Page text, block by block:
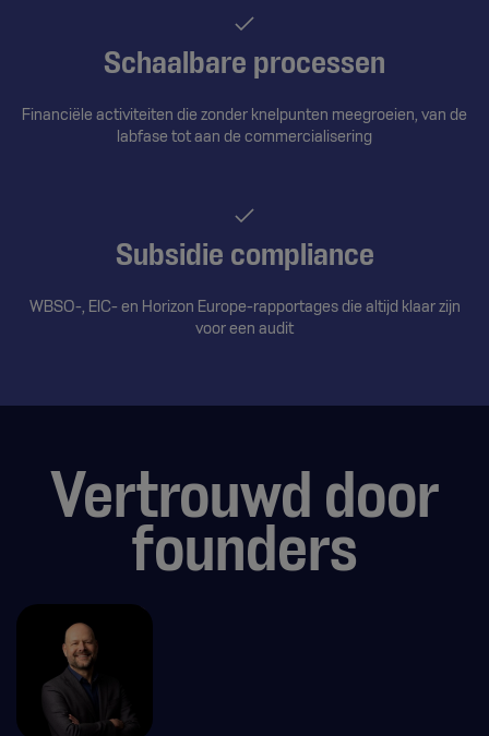
Schaalbare processen
Financiële activiteiten die zonder knelpunten meegroeien, van de
labfase tot aan de commercialisering
Subsidie compliance
WBSO-, EIC- en Horizon Europe-rapportages die altijd klaar zijn
voor een audit
Vertrouwd door
founders